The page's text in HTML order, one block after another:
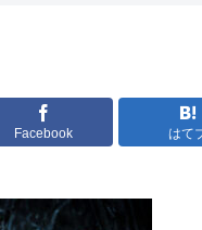
Facebook はて